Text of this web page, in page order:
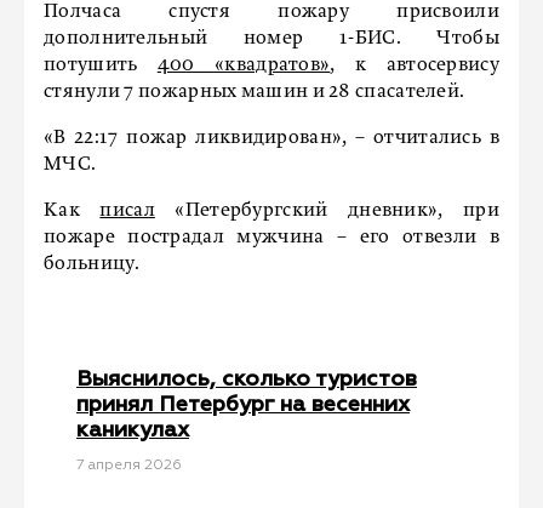
Полчаса спустя пожару присвоили
дополнительный номер 1-БИС. Чтобы
потушить 400 «квадратов», к автосервису
стянули 7 пожарных машин и 28 спасателей.
«В 22:17 пожар ликвидирован», – отчитались в
МЧС.
Какписал«Петербургский дневник», при
пожаре пострадал мужчина – его отвезли в
больницу.
Выяснилось, сколько туристов
принял Петербург на весенних
каникулах
7 апреля 2026